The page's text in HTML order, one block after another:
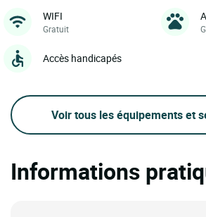
WIFI
Gratuit
Accès handicapés
Voir tous les équipements et
Informations